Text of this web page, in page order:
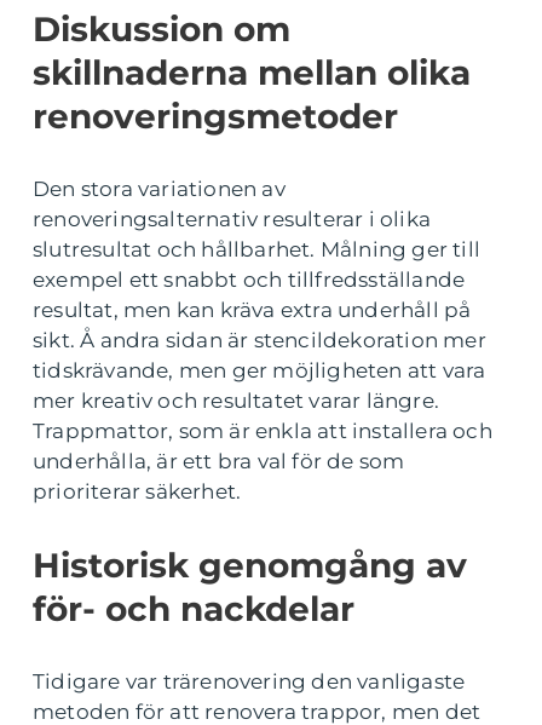
Diskussion om
skillnaderna mellan olika
renoveringsmetoder
Den stora variationen av
renoveringsalternativ resulterar i olika
slutresultat och hållbarhet. Målning ger till
exempel ett snabbt och tillfredsställande
resultat, men kan kräva extra underhåll på
sikt. Å andra sidan är stencildekoration mer
tidskrävande, men ger möjligheten att vara
mer kreativ och resultatet varar längre.
Trappmattor, som är enkla att installera och
underhålla, är ett bra val för de som
prioriterar säkerhet.
Historisk genomgång av
för- och nackdelar
Tidigare var trärenovering den vanligaste
metoden för att renovera trappor, men det